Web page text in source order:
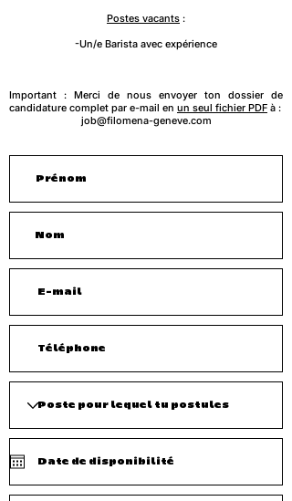
Postes vacants :
​-Un/e Barista avec expérience
Important : Merci de nous envoyer ton dossier de
candidature complet par e-mail en un seul fichier PDF à :
job@filomena-geneve.com